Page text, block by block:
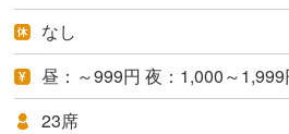
なし
昼：～999円 夜：1,000～1,999
23席